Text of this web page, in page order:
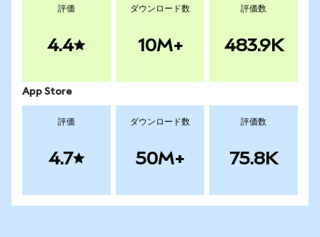
評価
4.4
ダウンロード数
10M+
評価数
483.9K
App Store
評価
4.7
ダウンロード数
50M+
評価数
75.8K